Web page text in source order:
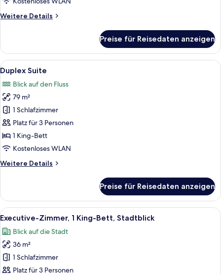
Weitere Details
Weitere
Suite
Preise für Reisedaten anzeigen
Alle
Fotos
für
Duplex
Suite
anzeigen
Ein modernes Badezimmer mit einer
11
Duplex Suite
Blick auf den Fluss
79 m²
1 Schlafzimmer
Platz für 3 Personen
1 King-Bett
Kostenloses WLAN
Weitere Details
Weitere
Suite
Preise für Reisedaten anzeigen
Alle
Fotos
für
Executive-
Zimmer,
1 King-
Executive-Zimmer, 1 King-Bett,
6
Executive-Zimmer, 1 King-Bett, Stadtblick
Blick auf die Stadt
36 m²
1 Schlafzimmer
Platz für 3 Personen